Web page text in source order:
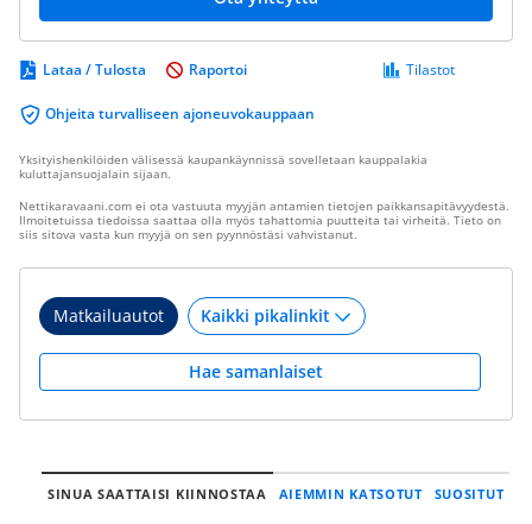
Lataa / Tulosta
Ohjeita turvalliseen ajoneuvokauppaan
Tilastot
Raportoi
Yksityishenkilöiden välisessä kaupankäynnissä sovelletaan kauppalakia
kuluttajansuojalain sijaan.
Nettikaravaani.com ei ota vastuuta myyjän antamien tietojen paikkansapitävyydestä.
Ilmoitetuissa tiedoissa saattaa olla myös tahattomia puutteita tai virheitä. Tieto on
siis sitova vasta kun myyjä on sen pyynnöstäsi vahvistanut.
Matkailuautot
Hae samanlaiset
SINUA SAATTAISI KIINNOSTAA AIEMMIN KATSOTUT SUOSITUT